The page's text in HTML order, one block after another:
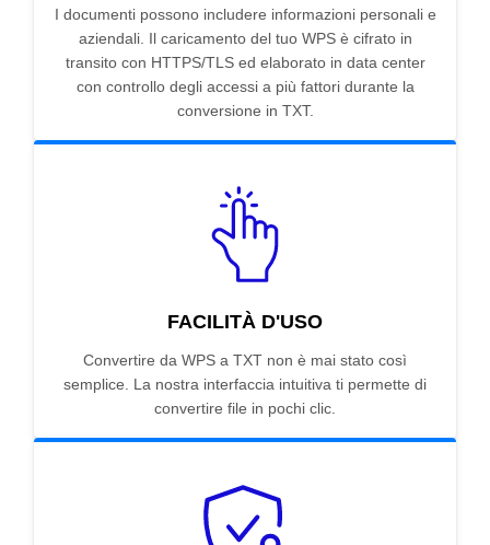
I documenti possono includere informazioni personali e
aziendali. Il caricamento del tuo WPS è cifrato in
transito con HTTPS/TLS ed elaborato in data center
con controllo degli accessi a più fattori durante la
conversione in TXT.
FACILITÀ D'USO
Convertire da WPS a TXT non è mai stato così
semplice. La nostra interfaccia intuitiva ti permette di
convertire file in pochi clic.